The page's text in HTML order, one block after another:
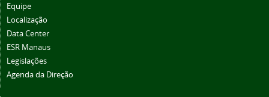
Equipe
Localização
Data Center
ESR Manaus
Legislações
Agenda da Direção